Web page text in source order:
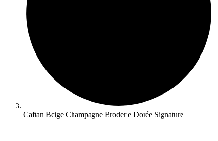
Caftan Beige Champagne Broderie Dorée Signature